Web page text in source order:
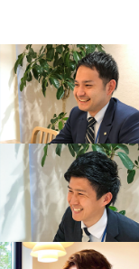
サイトマップ